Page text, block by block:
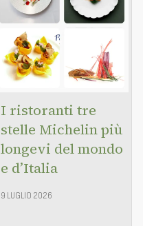
I ristoranti tre
stelle Michelin più
longevi del mondo
e d’Italia
9 LUGLIO 2026